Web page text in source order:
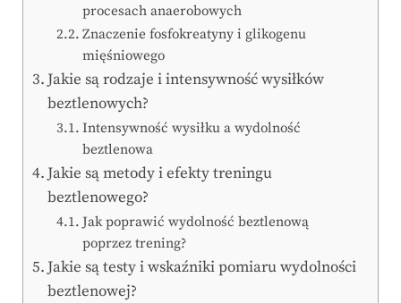
procesach anaerobowych
Znaczenie fosfokreatyny i glikogenu
mięśniowego
Jakie są rodzaje i intensywność wysiłków
beztlenowych?
Intensywność wysiłku a wydolność
beztlenowa
Jakie są metody i efekty treningu
beztlenowego?
Jak poprawić wydolność beztlenową
poprzez trening?
Jakie są testy i wskaźniki pomiaru wydolności
beztlenowej?